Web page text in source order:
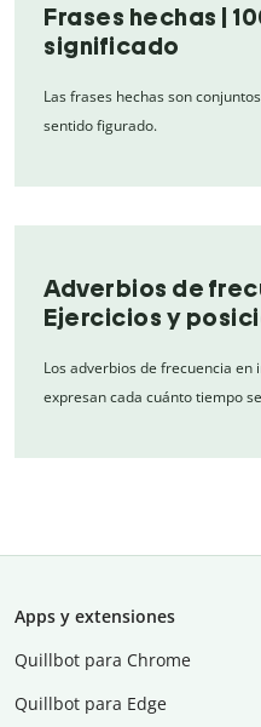
Frases hechas |
significado
Las frases hechas son
sentido figurado.
Adverbios de
Ejercicios y
Los adverbios de frecuencia en
expresan cada cuánto tiempo
Apps y extensiones
Quillbot para Chrome
Quillbot para Edge